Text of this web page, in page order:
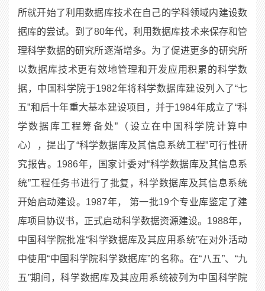
所就开始了利用数据库技术在自己的学科领域内建设数
据库的尝试。到了80年代，利用数据库技术来保存和管
理科学数据的研究所逐渐增多。为了促进更多的研究所
以数据库技术更有效地管理和开发应用积累的科学数
据，中国科学院于1982年将科学数据库建设列入了“七
五”和后十年重大基本建设项目，并于1984年成立了“科
学数据库工程筹备处”（设立在中国科学院计算中
心），提出了“科学数据库及其信息系统工程”可行性研
究报告。1986年，国家计委对“科学数据库及其信息系
统”工程任务书进行了批复，科学数据库及其信息系统
开始启动建设。1987年， 第一批19个专业库鉴定了建
库项目协议书，正式启动科学数据资源建设。1988年，
中国科学院批准“科学数据库及其应用系统”在对外活动
中使用“中国科学院科学数据库”的名称。在“八五”、“九
五”期间，科学数据库及其应用系统被列为中国科学院